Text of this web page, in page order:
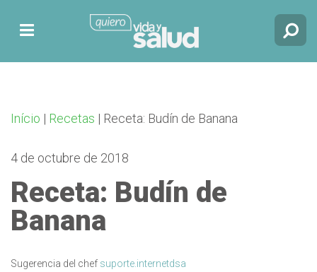
Início | Recetas | Receta: Budín de Banana
4 de octubre de 2018
Receta: Budín de
Banana
Sugerencia del chef suporte.internetdsa